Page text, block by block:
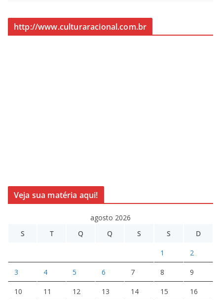
http://www.culturaracional.com.br
Veja sua matéria aqui!
agosto 2026
S
T Q Q S S D
1 2
3 4 5 6 7 8 9
10 11 12 13 14 15 16